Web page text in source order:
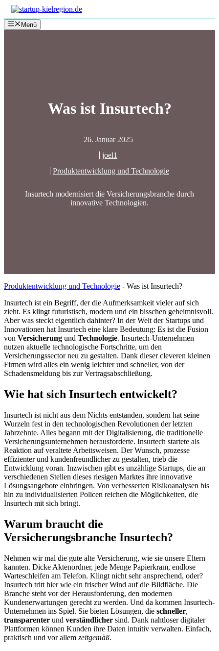
Zum
Inhalt
springenMenü
Was ist Insurtech?
26. Januar 2025
joel1
Produktentwicklung und Technologie
Insurtech modernisiert die Versicherungsbranche durch
innovative Technologien.
Produktentwicklung und Technologie - Was ist Insurtech?
Insurtech ist ein Begriff, der die Aufmerksamkeit vieler auf sich
zieht. Es klingt futuristisch, modern und ein bisschen geheimnisvoll.
Aber was steckt eigentlich dahinter? In der Welt der Startups und
Innovationen hat Insurtech eine klare Bedeutung: Es ist die Fusion
von Versicherung und Technologie. Insurtech-Unternehmen
nutzen aktuelle technologische Fortschritte, um den
Versicherungssector neu zu gestalten. Dank dieser cleveren kleinen
Firmen wird alles ein wenig leichter und schneller, von der
Schadensmeldung bis zur Vertragsabschließung.
Wie hat sich Insurtech entwickelt?
Insurtech ist nicht aus dem Nichts entstanden, sondern hat seine
Wurzeln fest in den technologischen Revolutionen der letzten
Jahrzehnte. Alles begann mit der Digitalisierung, die traditionelle
Versicherungsunternehmen herausforderte. Insurtech startete als
Reaktion auf veraltete Arbeitsweisen. Der Wunsch, prozesse
effizienter und kundenfreundlicher zu gestalten, trieb die
Entwicklung voran. Inzwischen gibt es unzählige Startups, die an
verschiedenen Stellen dieses riesigen Marktes ihre innovative
Lösungsangebote einbringen. Von verbesserten Risikoanalysen bis
hin zu individualisierten Policen reichen die Möglichkeiten, die
Insurtech mit sich bringt.
Warum braucht die
Versicherungsbranche Insurtech?
Nehmen wir mal die gute alte Versicherung, wie sie unsere Eltern
kannten. Dicke Aktenordner, jede Menge Papierkram, endlose
Warteschleifen am Telefon. Klingt nicht sehr ansprechend, oder?
Insurtech tritt hier wie ein frischer Wind auf die Bildfläche. Die
Branche steht vor der Herausforderung, den modernen
Kundenerwartungen gerecht zu werden. Und da kommen Insurtech-
Unternehmen ins Spiel. Sie bieten Lösungen, die schneller,
transparenter und verständlicher sind. Dank nahtloser digitaler
Plattformen können Kunden ihre Daten intuitiv verwalten. Einfach,
praktisch und vor allem zeitgemäß.